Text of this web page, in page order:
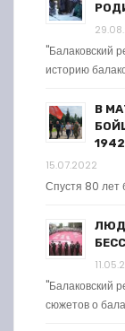
"Балаковский
историю
В
15.07.2022
Спустя 80 лет
"Балаковский
сюжетов о